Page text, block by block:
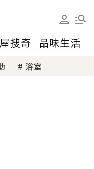
搜奇 品味生活
浴室